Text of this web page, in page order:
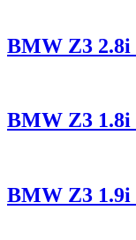
BMW Z3 2.8i
BMW Z3 1.8i
BMW Z3 1.9i